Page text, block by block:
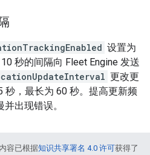
设置为
秒的间隔向 Fleet Engine 发送
更改更
秒，最长为 60 秒。提高更新频
出现错误。
容已根据知识共享署名 4.0 许可获得了